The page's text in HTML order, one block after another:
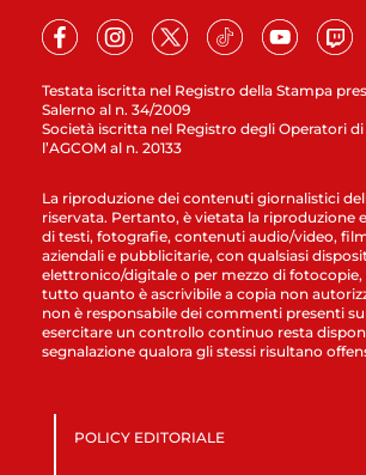
Testata iscritta nel Registro della Stampa
Salerno al n. 34/2009
Società iscritta nel Registro degli Operatori
l’AGCOM al n. 20133
La riproduzione dei contenuti giornalistici
riservata. Pertanto, è vietata la riproduzione
di testi, fotografie, contenuti audio/video,
aziendali e pubblicitarie, con qualsiasi
elettronico/digitale o per mezzo di fotocopie,
tutto quanto è ascrivibile a copia non
non è responsabile dei commenti presenti
esercitare un controllo continuo resta
segnalazione qualora gli stessi risultano
POLICY EDITORIALE